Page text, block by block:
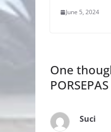
June 5, 2024
One
Suci